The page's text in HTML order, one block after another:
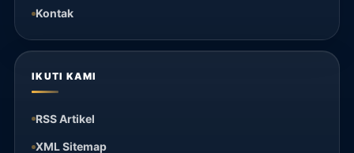
Kontak
IKUTI KAMI
RSS Artikel
XML Sitemap